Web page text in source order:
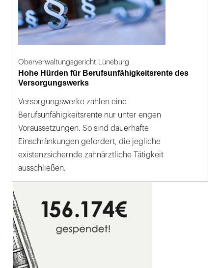
Oberverwaltungsgericht Lüneburg
Hohe Hürden für Berufsunfähigkeitsrente des
Versorgungswerks
Versorgungswerke zahlen eine
Berufsunfähigkeitsrente nur unter engen
Voraussetzungen. So sind dauerhafte
Einschränkungen gefordert, die jegliche
existenzsichernde zahnärztliche Tätigkeit
ausschließen.